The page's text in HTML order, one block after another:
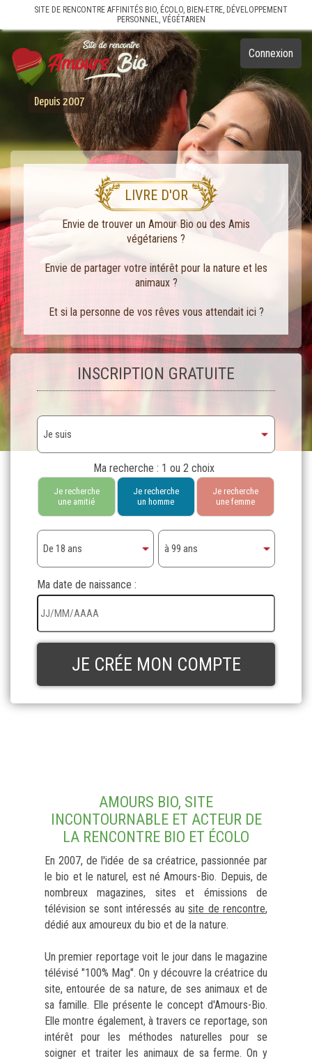
SITE DE RENCONTRE AFFINITÉS BIO, ÉCOLO, BIEN-ETRE, DÉVELOPPEMENT
PERSONNEL, VÉGÉTARIEN
Depuis 2007
Connexion
LIVRE D'OR
Envie de trouver un Amour Bio ou des Amis
végétariens ?
Envie de partager votre intérêt pour la nature et les
animaux ?
Et si la personne de vos rêves vous attendait ici ?
INSCRIPTION GRATUITE
Ma recherche : 1 ou 2 choix
Je recherche
une amitié
Je recherche
un homme
Je recherche
une femme
Ma date de naissance :
AMOURS BIO, SITE
INCONTOURNABLE ET ACTEUR DE
LA RENCONTRE BIO ET ÉCOLO
En 2007, de l'idée de sa créatrice, passionnée par
le bio et le naturel, est né Amours-Bio. Depuis, de
nombreux magazines, sites et émissions de
télévision se sont intéressés ausite de rencontre,
dédié aux amoureux du bio et de la nature.
Un premier reportage voit le jour dans le magazine
télévisé "100% Mag". On y découvre la créatrice du
site, entourée de sa nature, de ses animaux et de
sa famille. Elle présente le concept d'Amours-Bio.
Elle montre également, à travers ce reportage, son
intérêt pour les méthodes naturelles pour se
soigner et traiter les animaux de sa ferme. On y